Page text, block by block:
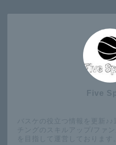
Five
バスケの役立つ情報を更新
チングのスキルアップ/ファ
を目指して運営しております